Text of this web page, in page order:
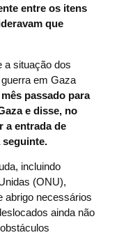
entre os itens
que
a situação dos
em Gaza
passado para
e disse, no
a entrada de
seguinte.
incluindo
(ONU),
abrigo necessários
ainda não